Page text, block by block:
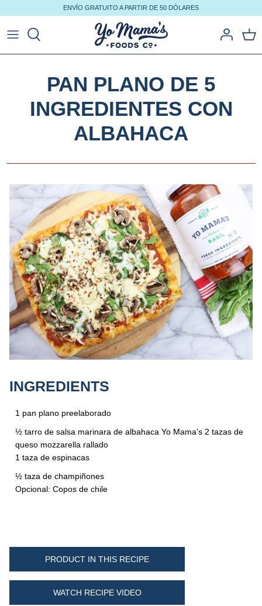
al
contenido
ENVÍO GRATUITO A PARTIR DE 50 DÓLARES
PAN PLANO DE 5
INGREDIENTES CON
ALBAHACA
INGREDIENTS
1 pan plano preelaborado
½ tarro de salsa marinara de albahaca Yo Mama's 2 tazas de
queso mozzarella rallado
1 taza de espinacas
½ taza de champiñones
Opcional: Copos de chile
PRODUCT IN THIS RECIPE
WATCH RECIPE VIDEO